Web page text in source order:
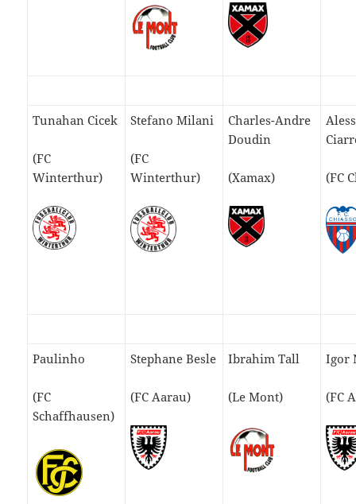
Tunahan Cicek
(FC
Winterthur)
Stefano Milani
(FC
Winterthur)
Charles-Andre
Doudin
(Xamax) (FC
Paulinho
(FC
Schaffhausen)
Stephane Besle
(FC Aarau)
Ibrahim Tall
(Le Mont)
Igor
(FC